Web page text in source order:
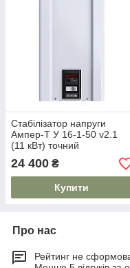
Стабілізатор напруги
Ампер-Т У 16-1-50 v2.1
(11 кВт) точний
24 400 ₴
Купити
Про нас
Рейтинг не